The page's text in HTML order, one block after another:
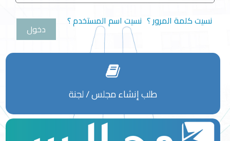
نسيت كلمة المرور ؟ نسيت اسم المستخدم ؟
دخول
طلب إنشاء مجلس / لجنة